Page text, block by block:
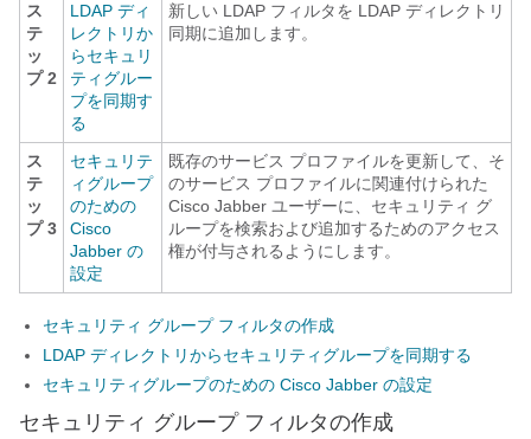
ス
テ
ッ
プ 2
LDAP ディ
レクトリか
らセキュリ
ティグルー
プを同期す
る
新しい LDAP フィルタを LDAP ディレクトリ
同期に追加します。
ス
テ
ッ
プ 3
セキュリテ
ィグループ
のための
Cisco
Jabber の
設定
既存のサービス プロファイルを更新して、そ
のサービス プロファイルに関連付けられた
Cisco Jabber ユーザーに、セキュリティ グ
ループを検索および追加するためのアクセス
権が付与されるようにします。
セキュリティ グループ フィルタの作成
LDAP ディレクトリからセキュリティグループを同期する
セキュリティグループのための Cisco Jabber の設定
セキュリティ グループ フィルタの作成